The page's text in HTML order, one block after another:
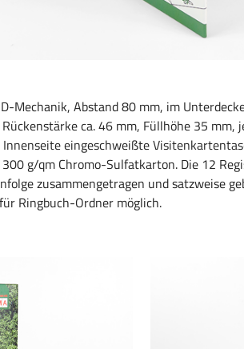
Mechanik, Abstand 80 mm, im
ca. 46 mm, Füllhöhe 35
eingeschweißte
g/qm Chromo-Sulfatkarton. Die 12
zusammengetragen und satzweise
Ringbuch-Ordner möglich.